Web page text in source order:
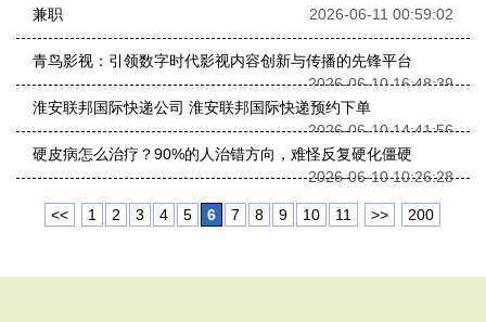
兼职
2026-06-11 00:59:02
青鸟影视：引领数字时代影视内容创新与传播的先锋平台
2026-06-10 16:48:39
淮安联邦国际快递公司 淮安联邦国际快递预约下单
2026-06-10 14:41:56
硬皮病怎么治疗？90%的人治错方向，难怪反复硬化僵硬
2026-06-10 10:26:28
<< 1 2 3 4 5 6 7 8 9 10 11 >> 200